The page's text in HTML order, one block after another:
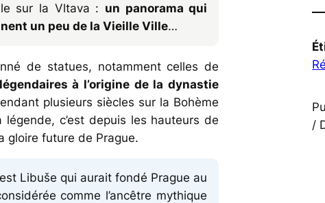
sur la Vltava : un panorama qui
un peu de la Vieille Ville…
de statues, notamment celles de
à l’origine de la dynastie
plusieurs siècles sur la Bohème
légende, c’est depuis les hauteurs de
gloire future de Prague.
Libuše qui aurait fondé Prague au
comme l’ancêtre mythique
e
r
e
r
/